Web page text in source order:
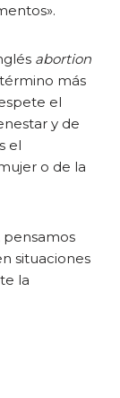
abortion
más
el
y de
el
o de la
situaciones
la